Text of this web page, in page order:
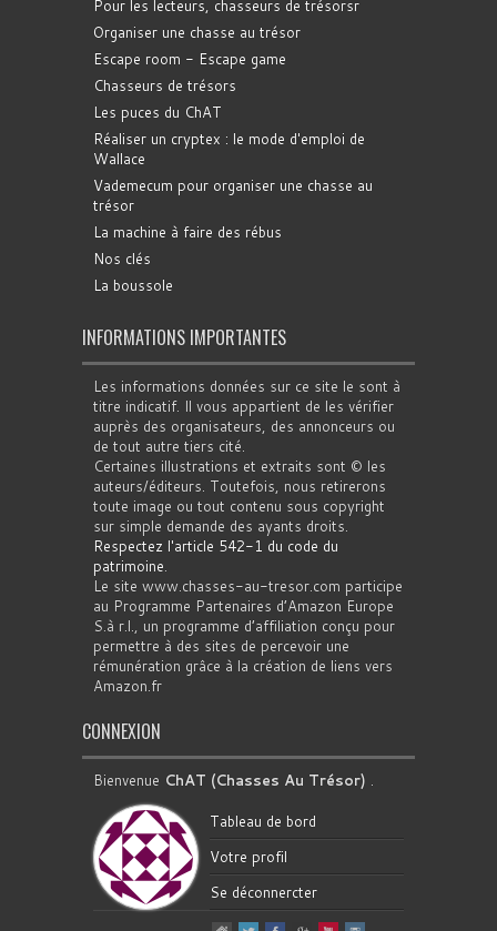
Pour les lecteurs, chasseurs de trésorsr
Organiser une chasse au trésor
Escape room - Escape game
Chasseurs de trésors
Les puces du ChAT
Réaliser un cryptex : le mode d'emploi de
Wallace
Vademecum pour organiser une chasse au
trésor
La machine à faire des rébus
Nos clés
La boussole
INFORMATIONS IMPORTANTES
Les informations données sur ce site le sont à
titre indicatif. Il vous appartient de les vérifier
auprès des organisateurs, des annonceurs ou
de tout autre tiers cité.
Certaines illustrations et extraits sont © les
auteurs/éditeurs. Toutefois, nous retirerons
toute image ou tout contenu sous copyright
sur simple demande des ayants droits.
Respectez l'article 542-1 du code du
patrimoine.
Le site www.chasses-au-tresor.com participe
au Programme Partenaires d’Amazon Europe
S.à r.l., un programme d’affiliation conçu pour
permettre à des sites de percevoir une
rémunération grâce à la création de liens vers
Amazon.fr
CONNEXION
Bienvenue ChAT (Chasses Au Trésor) .
Tableau de bord
Votre profil
Se déconnercter